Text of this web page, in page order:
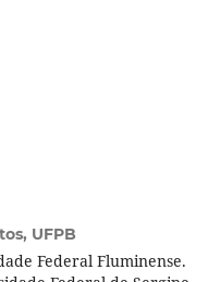
UFPB
Federal Fluminense.